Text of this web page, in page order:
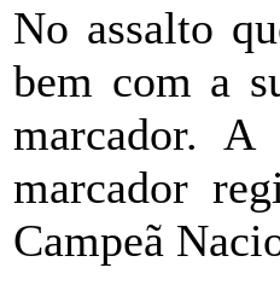
No assalto
bem com a
marcador.
marcador
Campeã